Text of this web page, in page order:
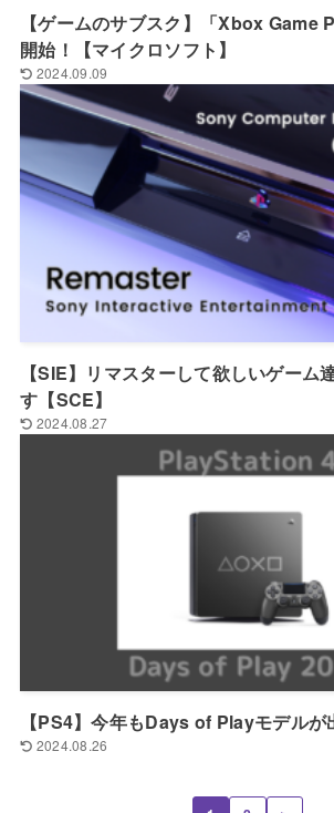
【ゲームのサブスク】「Xbox Game
開始！【マイクロソフト】
2024.09.09
【SIE】リマスターして欲しいゲーム
す【SCE】
2024.08.27
【PS4】今年もDays of Playモデルが
2024.08.26